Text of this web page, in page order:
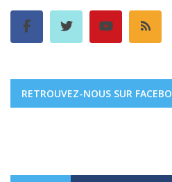
RETROUVEZ-NOUS SUR